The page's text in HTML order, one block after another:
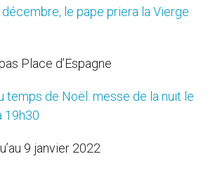
le pape priera la Vierge
Place d’Espagne
temps de Noël: messe de la nuit le
19h30
9 janvier 2022